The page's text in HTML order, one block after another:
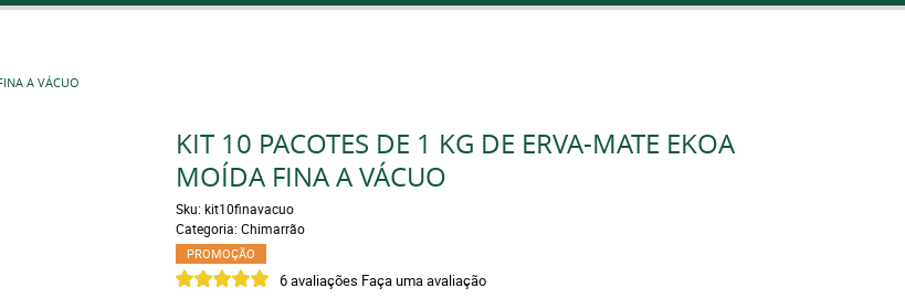
A VÁCUO
KIT 10 PACOTES DE 1 KG DE ERVA-MATE EKOA
MOÍDA FINA A VÁCUO
Sku: kit10finavacuo
Categoria: Chimarrão
PROMOÇÃO
6 avaliações Faça uma avaliação